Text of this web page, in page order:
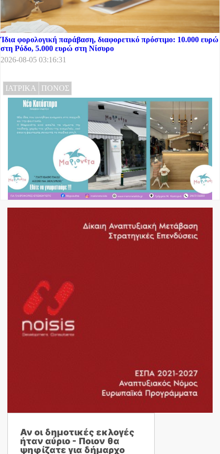
Ίδια φορολογική παράβαση, διαφορετικό πρόστιμο: 10.000 ευρώ
στη Ρόδο, 5.000 ευρώ στη Νίσυρο
2026-08-05 03:16:31
ΙΑΤΡΙΚΑ ΠΟΝΟΣ
Αν οι δημοτικές εκλογές
ήταν αύριο - Ποιον θα
ψηφίζατε για δήμαρχο